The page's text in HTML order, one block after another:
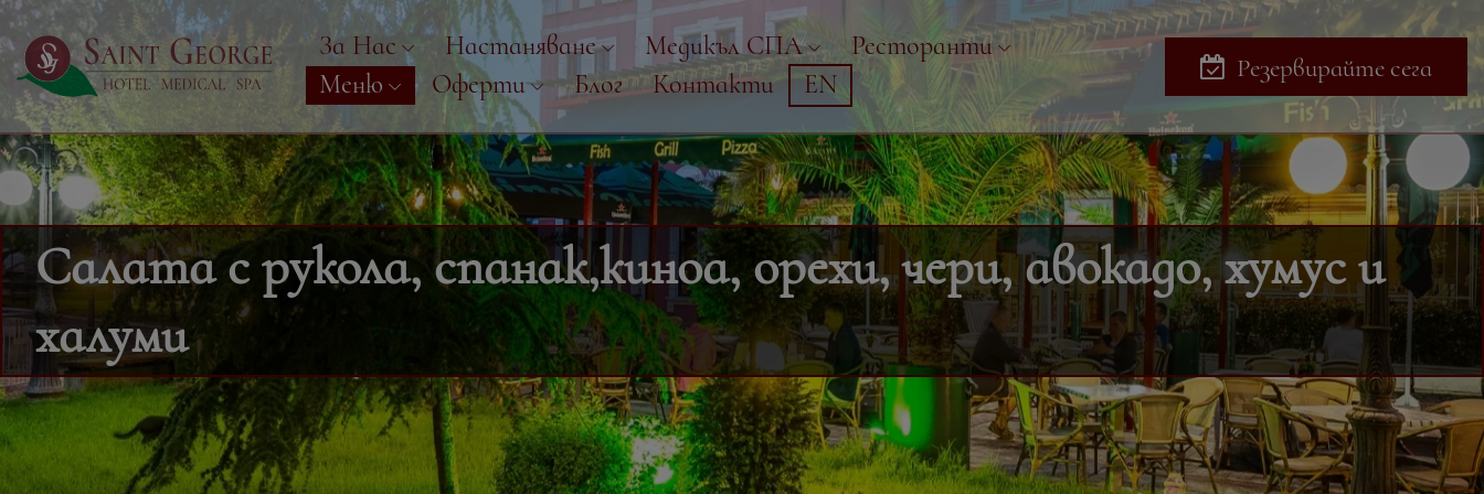
За Нас Настаняване Медикъл СПА
Ресторанти
Меню
Оферти Блог Контакти EN
Резервирайте сега
Салата с рукола, спанак,киноа, орехи, чери, авокадо, хумус и
халуми